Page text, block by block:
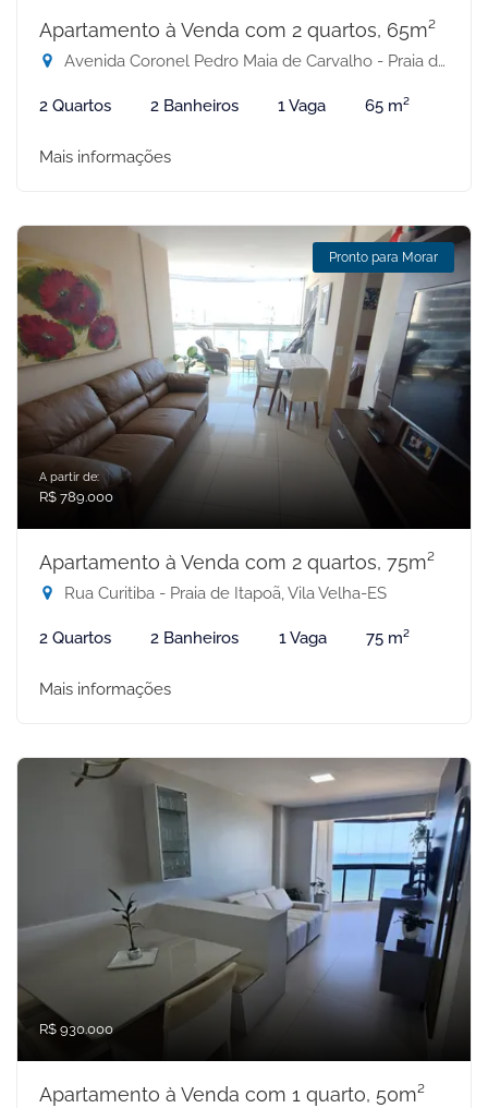
Apartamento à Venda com 2 quartos, 65m²
Avenida Coronel Pedro Maia de Carvalho - Praia de Itaparica, Vila Velha-ES
2 Quartos 2 Banheiros 1 Vaga 65 m²
Mais informações
Pronto para Morar
A partir de:
R$ 789.000
Apartamento à Venda com 2 quartos, 75m²
Rua Curitiba - Praia de Itapoã, Vila Velha-ES
2 Quartos 2 Banheiros 1 Vaga 75 m²
Mais informações
R$ 930.000
Apartamento à Venda com 1 quarto, 50m²